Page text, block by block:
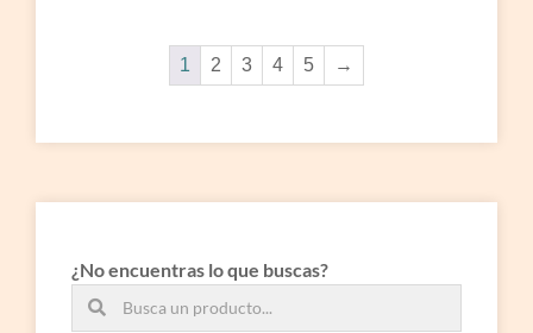
1 2 3 4 5 →
¿No encuentras lo que buscas?